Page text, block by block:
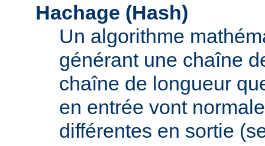
Hachage (Hash)
Un algorithme
générant une chaîne
chaîne de longueur
en entrée vont
différentes en sortie